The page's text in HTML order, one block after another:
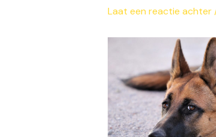
Laat een reactie achter